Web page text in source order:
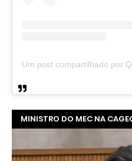
Um post compartilhado por
MINISTRO DO MEC NA